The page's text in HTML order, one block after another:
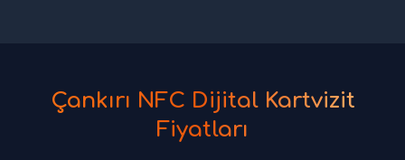
Çankırı NFC Dijital Kartvizit
Fiyatları